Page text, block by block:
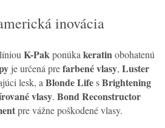
inovácia
K-Pakponúkakeratinobohatenú
je určená prefarbené vlasy, Luster
lesk, aBlonde LifesBrightening
vlasy. Bond Reconstructor
pre vážne poškodené vlasy.